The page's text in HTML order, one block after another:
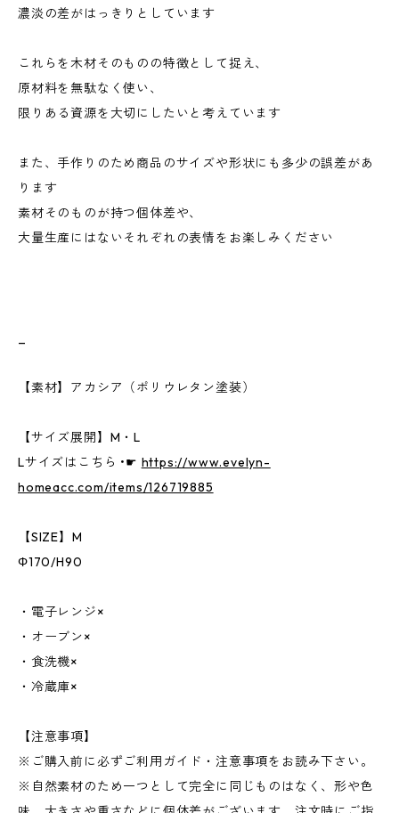
濃淡の差がはっきりとしています
これらを木材そのものの特徴として捉え、
原材料を無駄なく使い、
限りある資源を大切にしたいと考えています
また、手作りのため商品のサイズや形状にも多少の誤差があ
ります
素材そのものが持つ個体差や、
大量生産にはないそれぞれの表情をお楽しみください
【素材】アカシア（ポリウレタン塗装）
【サイズ展開】M・L
Lサイズはこちら •☛ https://www.evelyn-
homeacc.com/items/126719885
【SIZE】M
Φ170/H90
・電子レンジ×
・オーブン×
・食洗機×
・冷蔵庫×
【注意事項】
※ご購入前に必ずご利用ガイド・注意事項をお読み下さい。
※自然素材のため一つとして完全に同じものはなく、形や色